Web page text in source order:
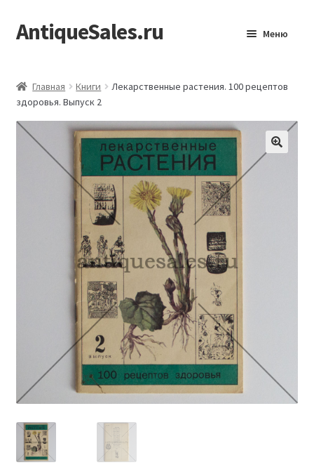
Перейти
к
Перейти
к
AntiqueSales.ru Меню
Главная Книги
Лекарственные растения. 100 рецептов
здоровья. Выпуск 2